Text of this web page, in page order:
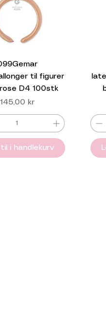
til figurer
D4 100stk
Pris
145,00 kr
i handlekurv